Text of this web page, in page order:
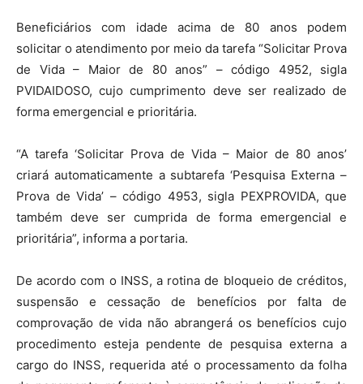
Beneficiários com idade acima de 80 anos podem
solicitar o atendimento por meio da tarefa “Solicitar Prova
de Vida – Maior de 80 anos” – código 4952, sigla
PVIDAIDOSO, cujo cumprimento deve ser realizado de
forma emergencial e prioritária.
“A tarefa ‘Solicitar Prova de Vida – Maior de 80 anos’
criará automaticamente a subtarefa ‘Pesquisa Externa –
Prova de Vida’ – código 4953, sigla PEXPROVIDA, que
também deve ser cumprida de forma emergencial e
prioritária”, informa a portaria.
De acordo com o INSS, a rotina de bloqueio de créditos,
suspensão e cessação de benefícios por falta de
comprovação de vida não abrangerá os benefícios cujo
procedimento esteja pendente de pesquisa externa a
cargo do INSS, requerida até o processamento da folha